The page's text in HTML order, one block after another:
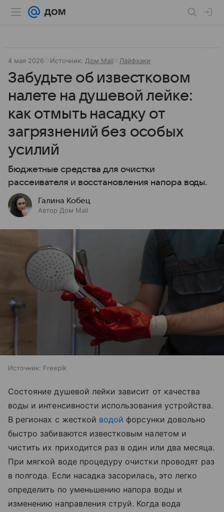
4 мая 2026 Источник: Дом Mail Лайфхаки
Забудьте об известковом
налете на душевой лейке:
как отмыть насадку от
загрязнений без особых
усилий
Бюджетные средства для очистки
рассеивателя и восстановления напора воды.
Галина Кобец
Автор Дом Mail
Источник: Freepik
Состояние душевой лейки зависит от качества
воды и интенсивности использования устройства.
В регионах с жесткой водой форсунки довольно
быстро забиваются известковым налетом и
чистить их приходится раз в один или два месяца.
При мягкой воде процедуру очистки проводят раз
в полгода. Если насадка засорилась, это легко
определить по уменьшению напора воды и
изменению направления струй. Когда вода